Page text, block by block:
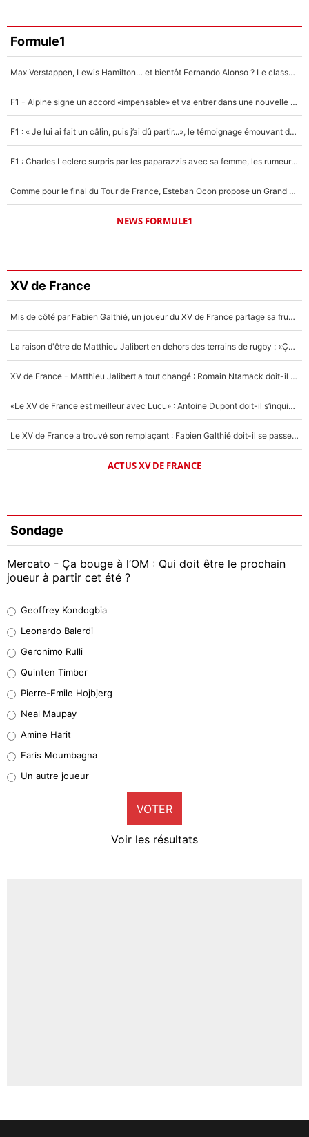
Formule1
Max Verstappen, Lewis Hamilton… et bientôt Fernando Alonso ? Le classement des pilotes les mieux payés en Formule 1 risque de changer !
F1 - Alpine signe un accord «impensable» et va entrer dans une nouvelle dimension : Grande nouvelle pour Pierre Gasly !
F1 : « Je lui ai fait un câlin, puis j’ai dû partir...», le témoignage émouvant de Max Verstappen sur sa fille
F1 : Charles Leclerc surpris par les paparazzis avec sa femme, les rumeurs étaient vraies !
Comme pour le final du Tour de France, Esteban Ocon propose un Grand Prix de Formule 1 à Paris : «Autour de l’Arc de Triomphe, ce serait génial» !
NEWS FORMULE1
XV de France
Mis de côté par Fabien Galthié, un joueur du XV de France partage sa frustration : «ils ne me l’ont pas dit tout de suite»
La raison d'être de Matthieu Jalibert en dehors des terrains de rugby : «Ça m'atteint autant que si tu touches à un membre de ma famille»
XV de France - Matthieu Jalibert a tout changé : Romain Ntamack doit-il s’inquiéter pour sa place à un an de la Coupe du monde ?
«Le XV de France est meilleur avec Lucu» : Antoine Dupont doit-il s’inquiéter pour sa place ?
Le XV de France a trouvé son remplaçant : Fabien Galthié doit-il se passer d'Antoine Dupont ?
ACTUS XV DE FRANCE
Sondage
Mercato - Ça bouge à l’OM : Qui doit être le prochain
joueur à partir cet été ?
38%
32%
5%
1%
9%
Geoffrey Kondogbia
Leonardo Balerdi
Geronimo Rulli
Quinten Timber
Pierre-Emile Hojbjerg
Neal Maupay
Amine Harit
Faris Moumbagna
Un autre joueur
VOTER
Voir les résultats